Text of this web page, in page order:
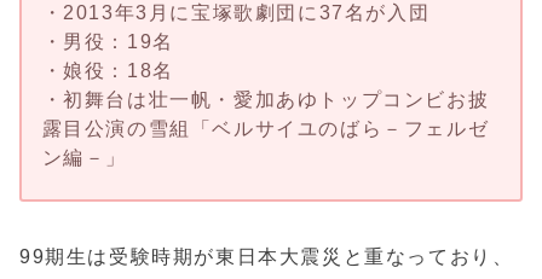
・2013年3月に宝塚歌劇団に37名が入団
・男役：19名
・娘役：18名
・初舞台は壮一帆・愛加あゆトップコンビお披
露目公演の雪組「ベルサイユのばら－フェルゼ
ン編－」
99期生は受験時期が東日本大震災と重なっており、